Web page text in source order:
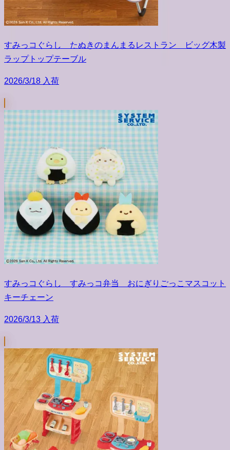
すみっコぐらし たぬきのまんまるレストラン ビッグ木製
ラップトップテーブル
2026/3/18 入荷
すみっコぐらし すみっコ弁当 おにぎりごっこマスコット
キーチェーン
2026/3/13 入荷